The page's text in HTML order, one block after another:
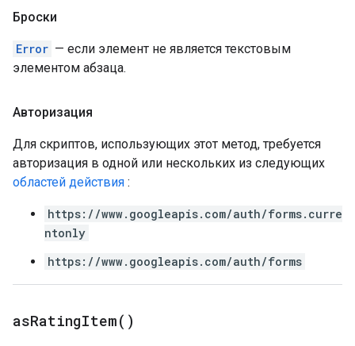
Броски
Error — если элемент не является текстовым
элементом абзаца.
Авторизация
Для скриптов, использующих этот метод, требуется
авторизация в одной или нескольких из следующих
областей действия :
https://www.googleapis.com/auth/forms.curre
ntonly
https://www.googleapis.com/auth/forms
asRatingItem( )